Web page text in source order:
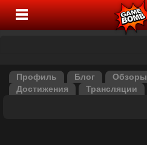
Профиль Блог Обзоры
Достижения
Трансляции